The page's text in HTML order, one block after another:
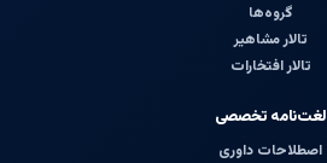
گروه‌ها
تالار مشاهیر
تالار افتخارات
لغت‌نامه تخصصی
اصطلاحات داوری